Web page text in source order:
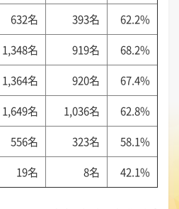
632名 393名
62.2%
1,348名 919名
68.2%
1,364名 920名
67.4%
1,649名 1,036名
62.8%
556名 323名
58.1%
19名 8名 42.1%